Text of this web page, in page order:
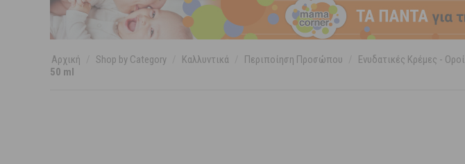
Αρχική Shop by Category Καλλυντικά Περιποίηση Προσώπου Ενυδατικές Κρέμες - Οροί
50 ml